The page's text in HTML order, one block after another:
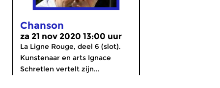
Chanson
za 21 nov 2020 13:00 uur
La Ligne Rouge, deel 6 (slot).
Kunstenaar en arts Ignace
Schretlen vertelt zijn...